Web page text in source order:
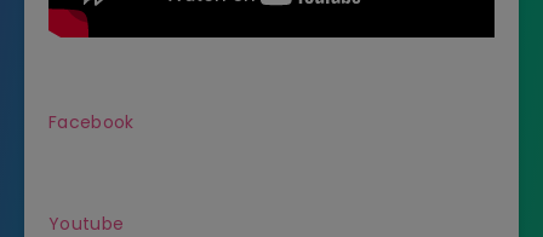
Facebook
Youtube